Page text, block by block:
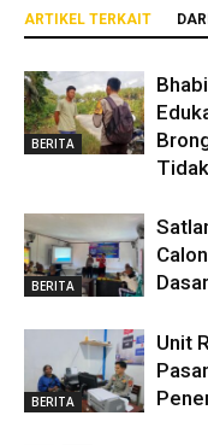
ARTIKEL TERKAIT
BERITA
BERITA
BERITA
Unit